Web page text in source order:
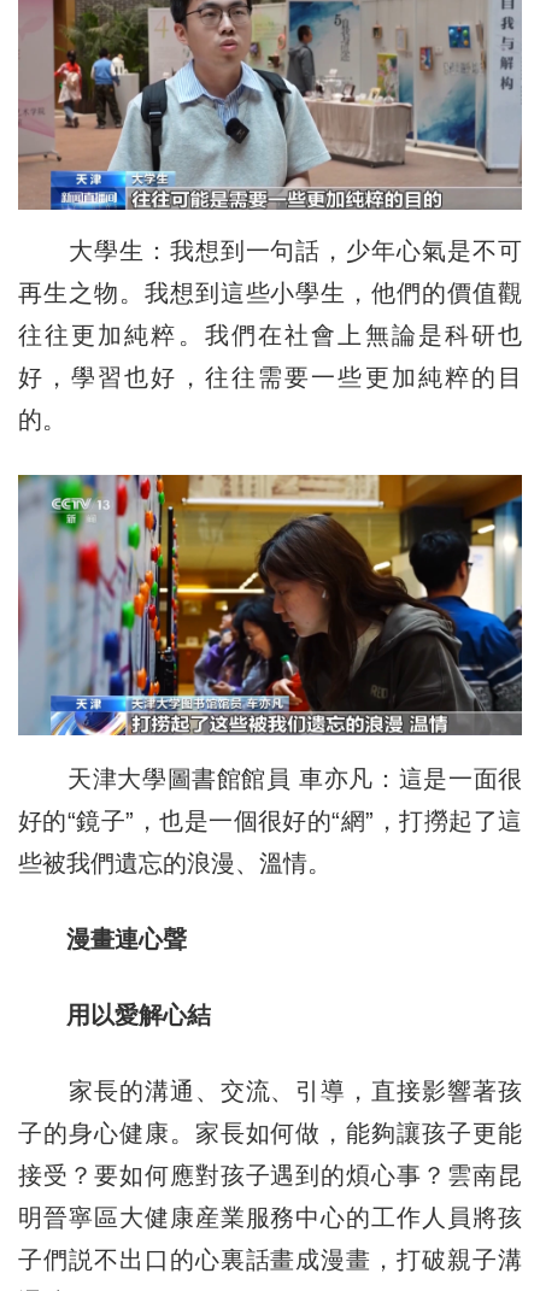
大學生：我想到一句話，少年心氣是不可
再生之物。我想到這些小學生，他們的價值觀
往往更加純粹。我們在社會上無論是科研也
好，學習也好，往往需要一些更加純粹的目
的。
天津大學圖書館館員 車亦凡：這是一面很
好的“鏡子”，也是一個很好的“網”，打撈起了這
些被我們遺忘的浪漫、溫情。
漫畫連心聲
用以愛解心結
家長的溝通、交流、引導，直接影響著孩
子的身心健康。家長如何做，能夠讓孩子更能
接受？要如何應對孩子遇到的煩心事？雲南昆
明晉寧區大健康産業服務中心的工作人員將孩
子們説不出口的心裏話畫成漫畫，打破親子溝